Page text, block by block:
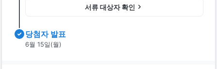
서류 대상자 확인
당첨자 발표
6월 15일(월)